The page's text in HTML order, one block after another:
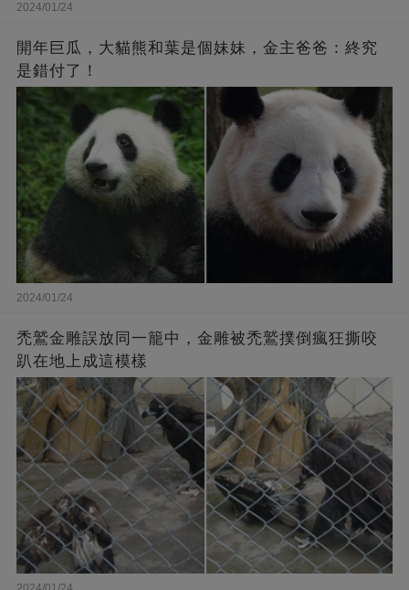
2024/01/24
開年巨瓜，大貓熊和葉是個妹妹，金主爸爸：終究
是錯付了！
2024/01/24
禿鷲金雕誤放同一籠中，金雕被禿鷲撲倒瘋狂撕咬
趴在地上成這模樣